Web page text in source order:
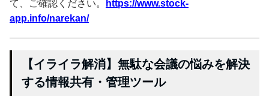
て、ご確認ください。
https://www.stock-
app.info/narekan/
【イライラ解消】無駄な会議の悩みを解決
する情報共有・管理ツール